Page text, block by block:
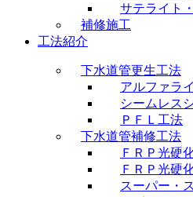
サテライト
補修施工
工法紹介
下水道管更生工法
アルファラ
シームレス
ＰＦＬ工法
下水道管補修工法
ＦＲＰ光硬
ＦＲＰ光硬
スーパー・